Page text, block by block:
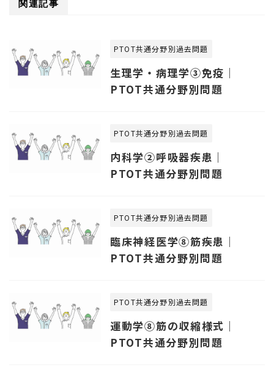
関連記事
PTOT共通分野別過去問題
生理学・病理学③免疫｜
PTOT共通分野別問題
PTOT共通分野別過去問題
内科学②呼吸器疾患｜
PTOT共通分野別問題
PTOT共通分野別過去問題
臨床神経医学⑧筋疾患｜
PTOT共通分野別問題
PTOT共通分野別過去問題
運動学⑧筋の収縮様式｜
PTOT共通分野別問題